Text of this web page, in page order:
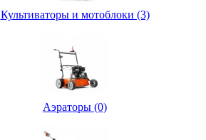
Культиваторы и мотоблоки (3)
Аэраторы (0)